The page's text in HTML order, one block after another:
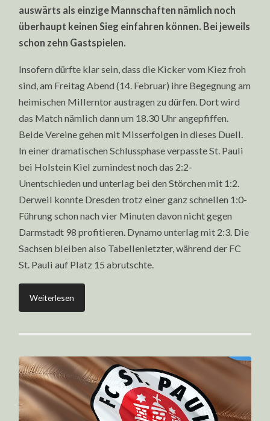
auswärts als einzige Mannschaften nämlich noch
überhaupt keinen Sieg einfahren können. Bei jeweils
schon zehn Gastspielen.
Insofern dürfte klar sein, dass die Kicker vom Kiez froh
sind, am Freitag Abend (14. Februar) ihre Begegnung am
heimischen Millerntor austragen zu dürfen. Dort wird
das Match nämlich dann um 18.30 Uhr angepfiffen.
Beide Vereine gehen mit Misserfolgen in dieses Duell.
In einer dramatischen Schlussphase verpasste St. Pauli
bei Holstein Kiel zumindest noch das 2:2-
Unentschieden und unterlag bei den Störchen mit 1:2.
Derweil konnte Dresden trotz einer ganz schnellen 1:0-
Führung schon nach vier Minuten davon nicht gegen
Darmstadt 98 profitieren. Dynamo unterlag mit 2:3. Die
Sachsen bleiben also Tabellenletzter, während der FC
St. Pauli auf Platz 15 abrutschte.
Weiterlesen